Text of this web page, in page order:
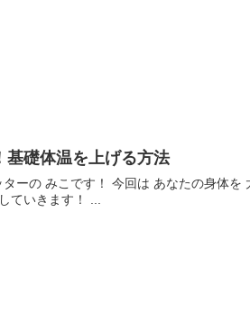
基礎体温を上げる方法
ーの みこです！ 今回は あなたの身体
ていきます！ ...